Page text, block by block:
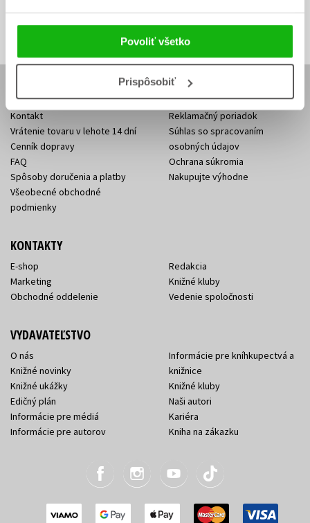
Povoliť všetko
Prispôsobiť
Vaša
adresa
Vaša
adresa
E-SHOP
Kontakt
Vrátenie tovaru v lehote 14 dní
Cenník dopravy
FAQ
Spôsoby doručenia a platby
Všeobecné obchodné
podmienky
Reklamačný poriadok
Súhlas so spracovaním
osobných údajov
Ochrana súkromia
Nakupujte výhodne
KONTAKTY
E-shop
Marketing
Obchodné oddelenie
Redakcia
Knižné kluby
Vedenie spoločnosti
VYDAVATEĽSTVO
O nás
Knižné novinky
Knižné ukážky
Edičný plán
Informácie pre médiá
Informácie pre autorov
Informácie pre kníhkupectvá a
knižnice
Knižné kluby
Naši autori
Kariéra
Kniha na zákazku